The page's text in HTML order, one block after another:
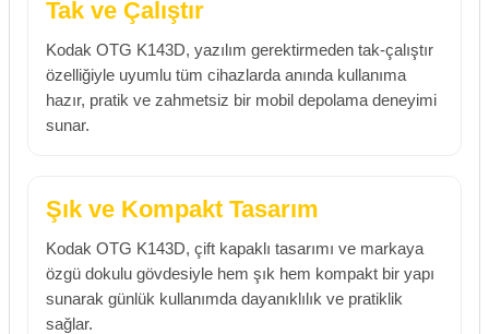
Tak ve Çalıştır
Kodak OTG K143D, yazılım gerektirmeden tak-çalıştır
özelliğiyle uyumlu tüm cihazlarda anında kullanıma
hazır, pratik ve zahmetsiz bir mobil depolama deneyimi
sunar.
Şık ve Kompakt Tasarım
Kodak OTG K143D, çift kapaklı tasarımı ve markaya
özgü dokulu gövdesiyle hem şık hem kompakt bir yapı
sunarak günlük kullanımda dayanıklılık ve pratiklik
sağlar.